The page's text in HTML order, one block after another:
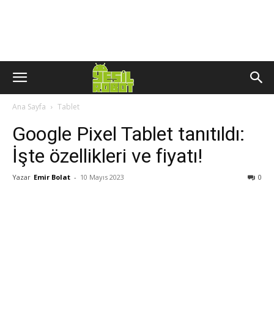
Ana Sayfa Tablet
Google Pixel Tablet tanıtıldı:
İşte özellikleri ve fiyatı!
Yazar Emir Bolat - 10 Mayıs 2023 0